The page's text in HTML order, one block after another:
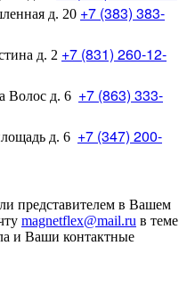
д. 20 +7 (383) 383-
д. 2 +7 (831) 260-12-
Волос д. 6 +7 (863) 333-
д. 6 +7 (347) 200-
представителем в Вашем
magnetflex@mail.ru в теме
и Ваши контактные